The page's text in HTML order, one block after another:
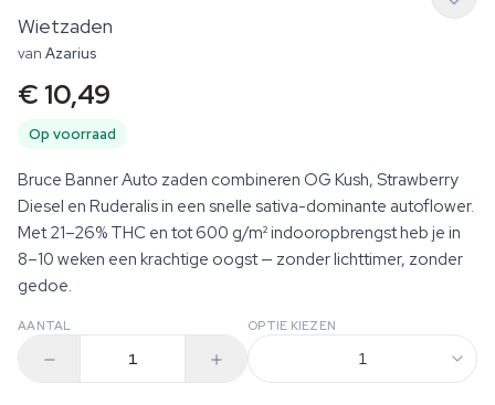
Wietzaden
van Azarius
€ 10,49
Op voorraad
Bruce Banner Auto zaden combineren OG Kush, Strawberry
Diesel en Ruderalis in een snelle sativa-dominante autoflower.
Met 21–26% THC en tot 600 g/m² indooropbrengst heb je in
8–10 weken een krachtige oogst — zonder lichttimer, zonder
gedoe.
AANTAL OPTIE KIEZEN
1